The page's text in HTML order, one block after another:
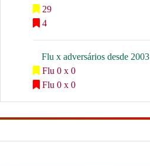
29
4
Flu x adversários desde 2003
Flu 0 x 0
Flu 0 x 0